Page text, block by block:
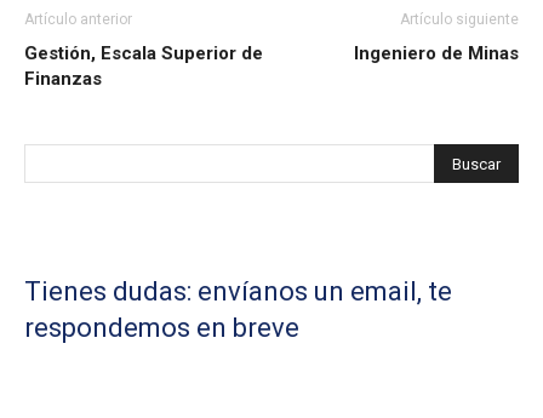
Artículo anterior
Gestión, Escala Superior de
Finanzas
Artículo siguiente
Ingeniero de Minas
Tienes dudas: envíanos un email, te
respondemos en breve